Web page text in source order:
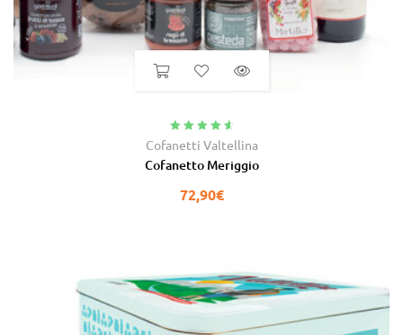
Valutato 4.80
Cofanetti Valtellina
Cofanetto Meriggio
72,90€